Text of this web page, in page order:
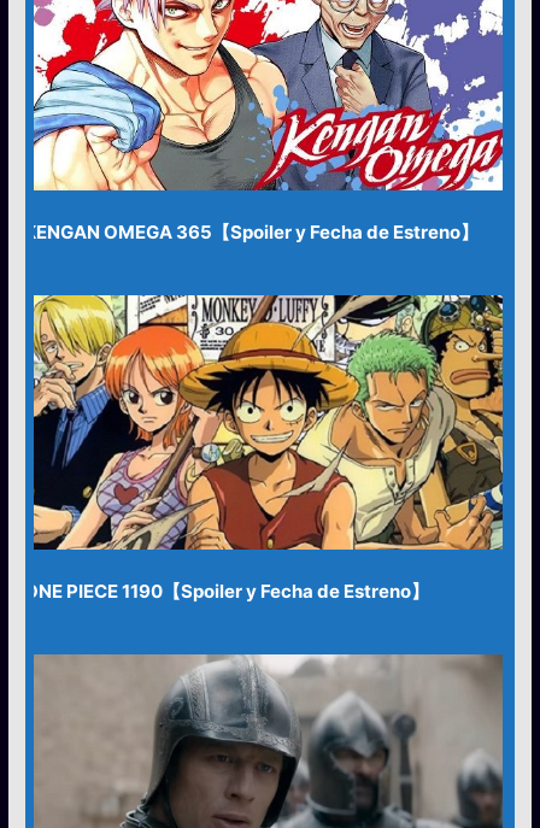
KENGAN OMEGA 365【Spoiler y Fecha de Estreno】
ONE PIECE 1190【Spoiler y Fecha de Estreno】